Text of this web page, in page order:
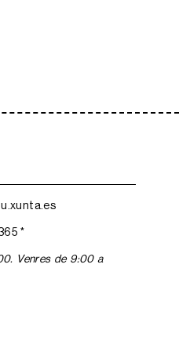
*
Venres de 9:00 a